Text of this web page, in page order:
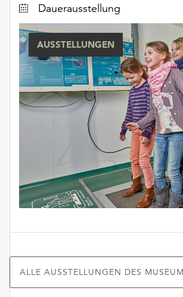
Dauerausstellung
AUSSTELLUNGEN
ALLE AUSSTELLUNGEN DES